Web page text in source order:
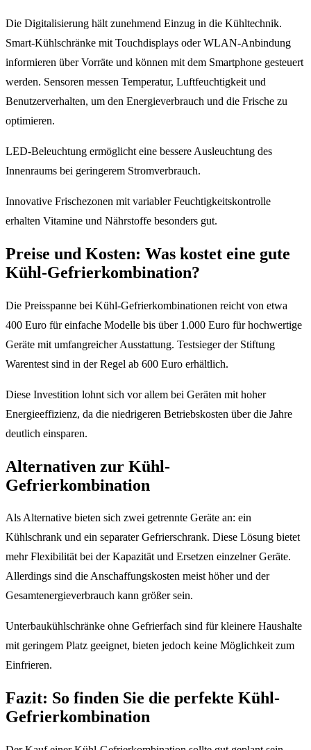
Die Digitalisierung hält zunehmend Einzug in die Kühltechnik.
Smart-Kühlschränke mit Touchdisplays oder WLAN-Anbindung
informieren über Vorräte und können mit dem Smartphone gesteuert
werden. Sensoren messen Temperatur, Luftfeuchtigkeit und
Benutzerverhalten, um den Energieverbrauch und die Frische zu
optimieren.
LED-Beleuchtung ermöglicht eine bessere Ausleuchtung des
Innenraums bei geringerem Stromverbrauch.
Innovative Frischezonen mit variabler Feuchtigkeitskontrolle
erhalten Vitamine und Nährstoffe besonders gut.
Preise und Kosten: Was kostet eine gute
Kühl-Gefrierkombination?
Die Preisspanne bei Kühl-Gefrierkombinationen reicht von etwa
400 Euro für einfache Modelle bis über 1.000 Euro für hochwertige
Geräte mit umfangreicher Ausstattung. Testsieger der Stiftung
Warentest sind in der Regel ab 600 Euro erhältlich.
Diese Investition lohnt sich vor allem bei Geräten mit hoher
Energieeffizienz, da die niedrigeren Betriebskosten über die Jahre
deutlich einsparen.
Alternativen zur Kühl-
Gefrierkombination
Als Alternative bieten sich zwei getrennte Geräte an: ein
Kühlschrank und ein separater Gefrierschrank. Diese Lösung bietet
mehr Flexibilität bei der Kapazität und Ersetzen einzelner Geräte.
Allerdings sind die Anschaffungskosten meist höher und der
Gesamtenergieverbrauch kann größer sein.
Unterbaukühlschränke ohne Gefrierfach sind für kleinere Haushalte
mit geringem Platz geeignet, bieten jedoch keine Möglichkeit zum
Einfrieren.
Fazit: So finden Sie die perfekte Kühl-
Gefrierkombination